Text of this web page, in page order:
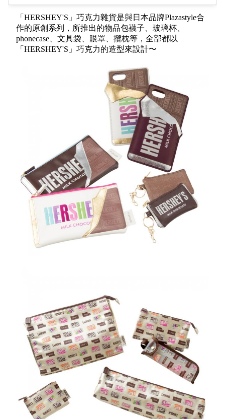
「HERSHEY'S」巧克力雜貨是與日本品牌Plazastyle合
作的原創系列，所推出的物品包襪子、玻璃杯、
phonecase、文具袋、眼罩、攬枕等，全部都以
「HERSHEY'S」巧克力的造型來設計〜